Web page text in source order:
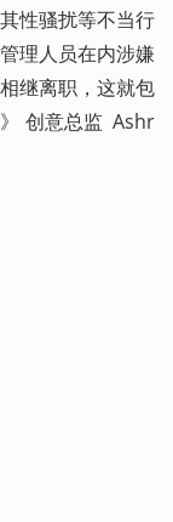
性骚扰等不当行
理人员在内涉嫌
继离职，这就包
创意总监  Ashr